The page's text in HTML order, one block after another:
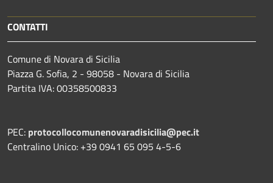
CONTATTI
Comune di Novara di Sicilia
Piazza G. Sofia, 2 - 98058 - Novara di Sicilia
Partita IVA: 00358500833
PEC: protocollocomunenovaradisicilia@pec.it
Centralino Unico: +39 0941 65 095 4-5-6